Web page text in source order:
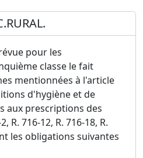
pour les
classe le fait
mentionnées à l'article
d'hygiène et de
aux prescriptions des
R. 716-12, R. 716-18, R.
les obligations suivantes